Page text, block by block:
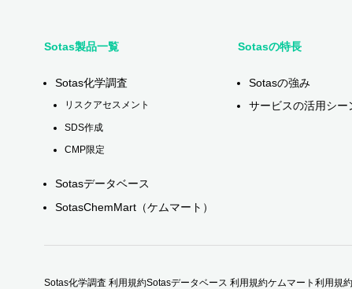
Sotas製品一覧
Sotas化学調査
リスクアセスメント
SDS作成
CMP限定
Sotasデータベース
SotasChemMart（ケムマート）
Sotasの特長
Sotasの強み
サービスの活用シー
Sotas化学調査 利用規約Sotasデータベース 利用規約ケムマート利用規約